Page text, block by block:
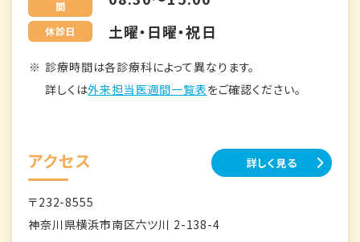
間
休診日 土曜・日曜・祝日
診療時間は各診療科によって異なります。
詳しくは外来担当医週間一覧表をご確認ください。
アクセス 詳しく見る
〒232-8555
神奈川県横浜市南区六ツ川 2-138-4